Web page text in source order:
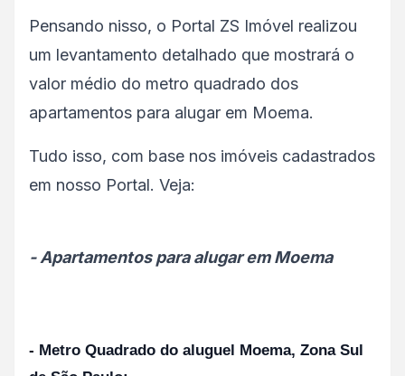
Pensando nisso, o Portal ZS Imóvel realizou
um levantamento detalhado que mostrará o
valor médio do metro quadrado dos
apartamentos para alugar em Moema.
Tudo isso, com base nos imóveis cadastrados
em nosso Portal. Veja:
- Apartamentos para alugar em Moema
- Metro Quadrado do aluguel Moema, Zona Sul